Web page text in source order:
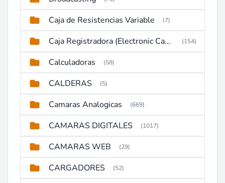
Caja de Resistencias Variable (7)
Caja Registradora (Electronic Cash Register) (154)
Calculadoras (58)
CALDERAS (5)
Camaras Analogicas (669)
CAMARAS DIGITALES (1017)
CAMARAS WEB (29)
CARGADORES (52)